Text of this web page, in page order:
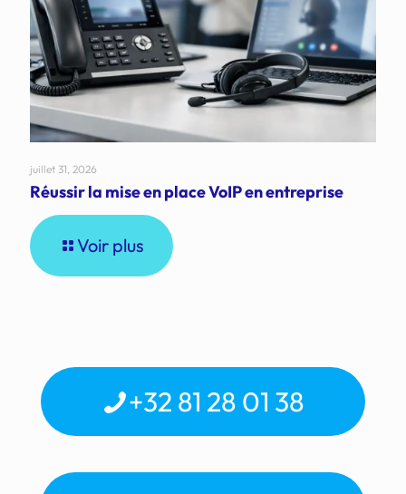
juillet 31, 2026
Réussir la mise en place VoIP en entreprise
Voir plus
+32 81 28 01 38